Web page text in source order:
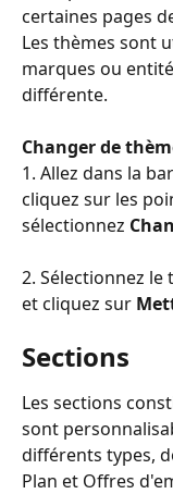
certaines pages
Les thèmes sont
marques ou
différente.
Changer de
1. Allez dans la
cliquez sur les
sélectionnez
2. Sélectionnez
et cliquez sur
Sections
Les sections
sont
différents types,
Plan et Offres